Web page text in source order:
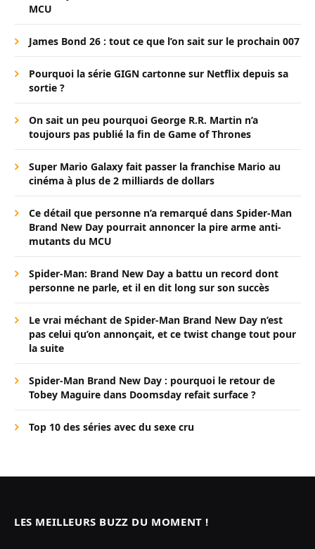
MCU
James Bond 26 : tout ce que l’on sait sur le prochain 007
Pourquoi la série GIGN cartonne sur Netflix depuis sa
sortie ?
On sait un peu pourquoi George R.R. Martin n’a
toujours pas publié la fin de Game of Thrones
Super Mario Galaxy fait passer la franchise Mario au
cinéma à plus de 2 milliards de dollars
Ce détail que personne n’a remarqué dans Spider-Man
Brand New Day pourrait annoncer la pire arme anti-
mutants du MCU
Spider-Man: Brand New Day a battu un record dont
personne ne parle, et il en dit long sur son succès
Le vrai méchant de Spider-Man Brand New Day n’est
pas celui qu’on annonçait, et ce twist change tout pour
la suite
Spider-Man Brand New Day : pourquoi le retour de
Tobey Maguire dans Doomsday refait surface ?
Top 10 des séries avec du sexe cru
LES MEILLEURS BUZZ DU MOMENT !